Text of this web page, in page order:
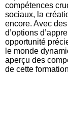
compétences
sociaux, la
encore. Avec
d’options
opportunité
le monde
aperçu des
de cette